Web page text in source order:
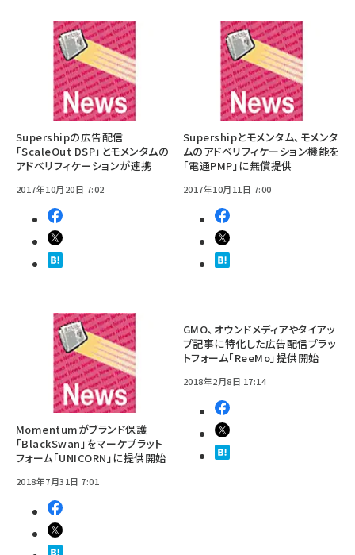
Supershipの広告配信
「ScaleOut DSP」とモメンタムの
アドベリフィケーションが連携
2017年10月20日 7:02
Supershipとモメンタム、モメンタ
ムのアドベリフィケーション機能を
「電通PMP」に無償提供
2017年10月11日 7:00
Momentumがブランド保護
「BlackSwan」をマーケプラット
フォーム「UNICORN」に提供開始
2018年7月31日 7:01
GMO、オウンドメディアやタイアッ
プ記事に特化した広告配信プラッ
トフォーム「ReeMo」提供開始
2018年2月8日 17:14